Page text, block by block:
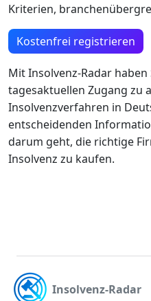
Kriterien,
Kostenfrei registrieren
Mit Insolvenz-Radar
tagesaktuellen Zugang zu
Insolvenzverfahren in
entscheidenden
darum geht, die richtige
Insolvenz zu kaufen.
Insolvenz-Radar